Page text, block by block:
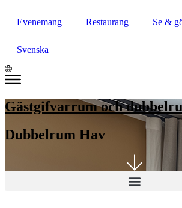
Evenemang Restaurang Se &
Svenska
Gästgifvarrum och
Dubbelrum Hav